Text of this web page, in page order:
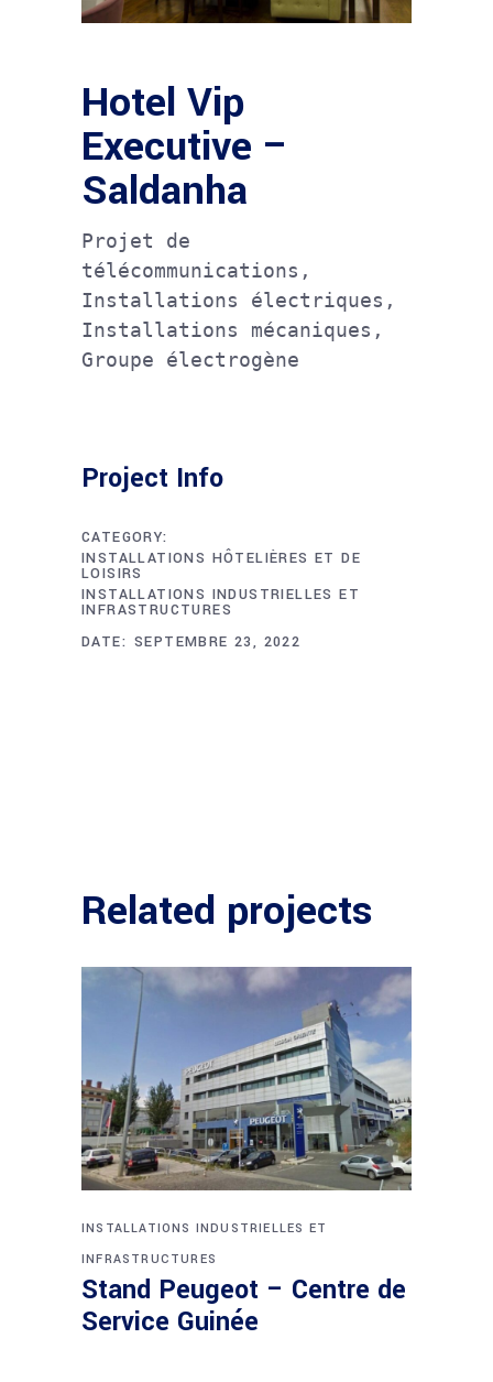
Hotel Vip
Executive –
Saldanha
Projet de
télécommunications,
Installations électriques,
Installations mécaniques,
Groupe électrogène
Project Info
CATEGORY:
INSTALLATIONS HÔTELIÈRES ET DE
LOISIRS
INSTALLATIONS INDUSTRIELLES ET
INFRASTRUCTURES
DATE: SEPTEMBRE 23, 2022
Related projects
INSTALLATIONS INDUSTRIELLES ET
INFRASTRUCTURES
Stand Peugeot – Centre de
Service Guinée